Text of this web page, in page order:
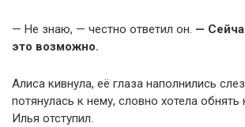
— Не знаю, — честно ответил он. —
это возможно.
Алиса кивнула, её глаза наполнились
потянулась к нему, словно хотела
Илья отступил.